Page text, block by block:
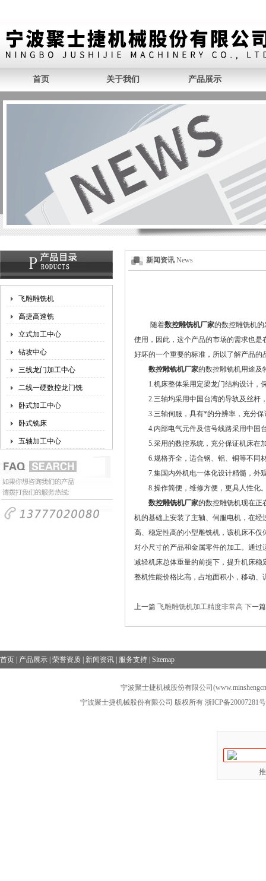
首页 关于我们 产品展示
飞雕雕铣机
高捷高速铣
立式加工中心
钻攻中心
三线龙门加工中心
二线一硬数控龙门铣
卧式加工中心
卧式铣床
五轴加工中心
新闻资讯 News
随着数控雕铣机厂家的数控雕铣机
使用，因此，这个产品的市场的需求也
好坏的一个重要的标准，所以了解产品的
数控雕铣机厂家的数控雕铣机用途及
1.机床整体采用定梁龙门结构设计，保
2.三轴均采用中国台湾的导轨及丝杆
3.三轴伺服，具有*的分辨率，充分保
4.内部电气元件及信号线路采用中国
5.采用的数控系统，充分保证机床在
6.规格齐全，适合钢、铝、铜等不同材
7.集国内外机电一体化设计精髓，外观
8.操作简便，维修方便，更具人性化
数控雕铣机厂家的数控雕铣机现在正
机的基础上安装了主轴、伺服电机，在
高、稳定性高的小型雕铣机，该机床不
对小尺寸的产品和金属零件的加工。通
减轻机床总体重量的前提下，提升机床
整机性能价格比高，占地面积小，移动
上一篇 飞雕雕铣机加工精度非常高 下一
首页 产品展示 荣誉资质 新闻资讯 服务支持 Sitemap
宁波聚士捷机械股份有限公司
宁波聚士捷机械股份有限公司 版权所有 浙ICP备20007281